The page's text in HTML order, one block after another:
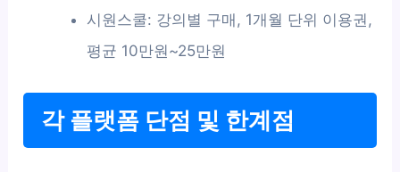
시원스쿨: 강의별 구매, 1개월 단위 이용권,
평균 10만원~25만원
각 플랫폼 단점 및 한계점